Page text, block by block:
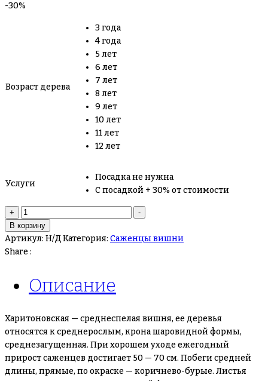
-30%
Возраст дерева
3 года
4 года
5 лет
6 лет
7 лет
8 лет
9 лет
10 лет
11 лет
12 лет
Услуги
Посадка не нужна
С посадкой + 30% от стоимости
+
Количество
товара
Вишня
Харитоновская
-
В корзину
Артикул: Н/ДКатегория: Саженцы вишни
Share :
Описание
Харитоновская — среднеспелая вишня, ее деревья
относятся к среднерослым, крона шаровидной формы,
среднезагущенная. При хорошем уходе ежегодный
прирост саженцев достигает 50 — 70 см. Побеги средней
длины, прямые, по окраске — коричнево-бурые. Листья